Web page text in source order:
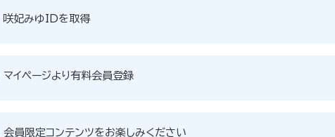
咲妃みゆIDを取得
マイページより有料会員登録
会員限定コンテンツをお楽しみください